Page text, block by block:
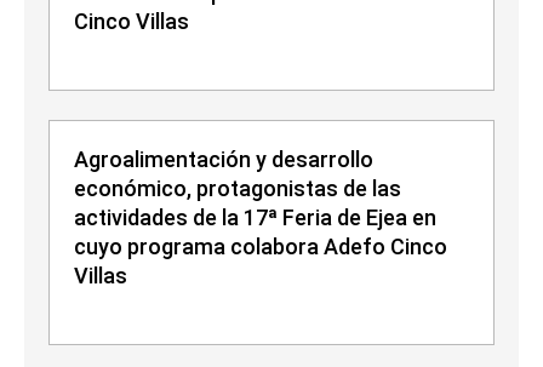
Cinco Villas
Agroalimentación y desarrollo
económico, protagonistas de las
actividades de la 17ª Feria de Ejea en
cuyo programa colabora Adefo Cinco
Villas